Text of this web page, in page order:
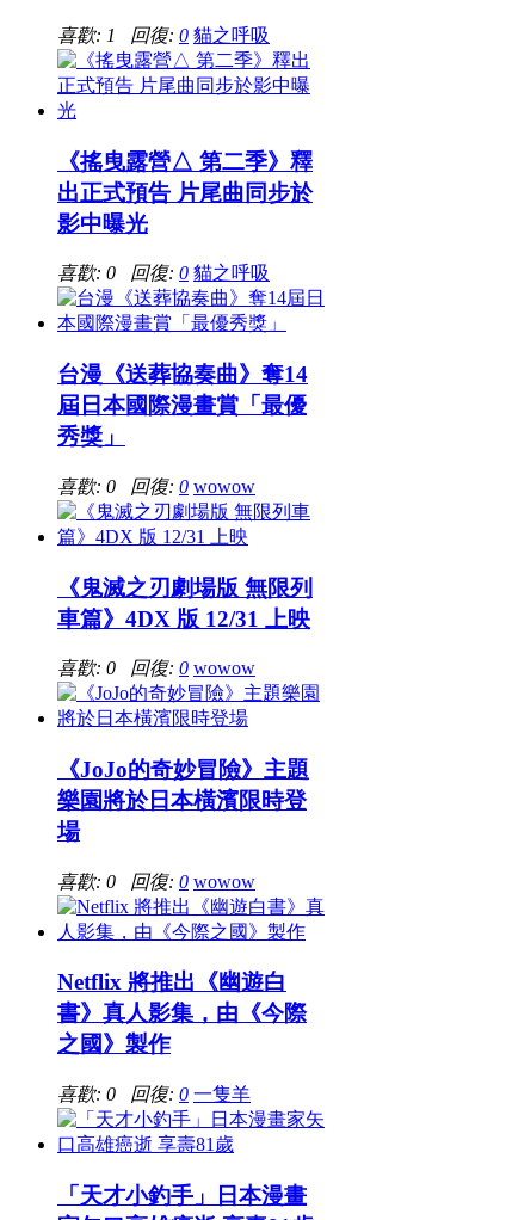
喜歡: 1 回復: 0 貓之呼吸
《搖曳露營△ 第二季》釋
出正式預告 片尾曲同步於
影中曝光
喜歡: 0 回復: 0 貓之呼吸
台漫《送葬協奏曲》奪14
屆日本國際漫畫賞「最優
秀獎」
喜歡: 0 回復: 0 wowow
《鬼滅之刃劇場版 無限列
車篇》4DX 版 12/31 上映
喜歡: 0 回復: 0 wowow
《JoJo的奇妙冒險》主題
樂園將於日本橫濱限時登
場
喜歡: 0 回復: 0 wowow
Netflix 將推出《幽遊白
書》真人影集，由《今際
之國》製作
喜歡: 0 回復: 0 一隻羊
「天才小釣手」日本漫畫